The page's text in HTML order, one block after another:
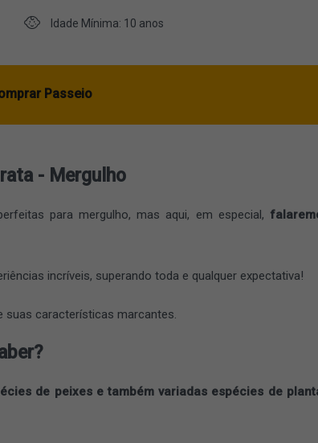
Idade Mínima: 10 anos
Passeio
- Mergulho
para mergulho, mas aqui, em especial,
incríveis, superando toda e qualquer expectativa!
suas características marcantes.
de peixes e também variadas espécies de